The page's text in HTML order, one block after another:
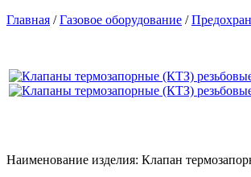
Главная / Газовое оборудование /
Наименование изделия: Клапан